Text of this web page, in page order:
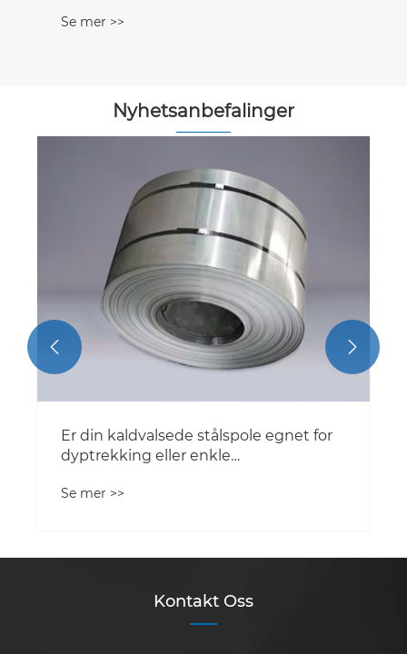
Se mer >>
Nyhetsanbefalinger
Er din kaldvalsede stålspole egnet for
dyptrekking eller enkle
Se mer >>
 
Kontakt Oss